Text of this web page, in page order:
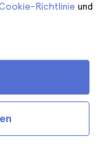
bis
Richtlinie und